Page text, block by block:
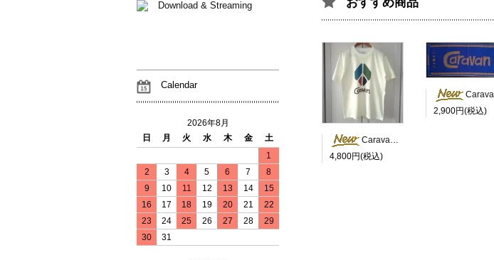
おすすめ商品
Caravan Peace Tシャツ
4,800円(税込)
Caravan Summer フェイスタオル2026（ジャガード織）
2,900円(税込)
Download & Streaming
Calendar
2026年8月
日
月 火 水 木 金
土
1
2
3 4 5 6 7
8
9
10 11 12 13 14
15
16
17 18 19 20 21
22
23
24 25 26 27 28
29
30
31